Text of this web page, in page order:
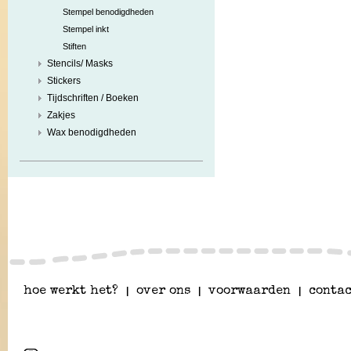
Stempel benodigdheden
Stempel inkt
Stiften
Stencils/ Masks
Stickers
Tijdschriften / Boeken
Zakjes
Wax benodigdheden
hoe werkt het? over ons voorwaarden